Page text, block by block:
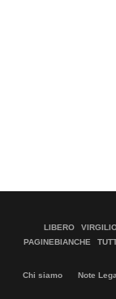
LIBERO
PAGINEBIANCHE
Chi siamo Note